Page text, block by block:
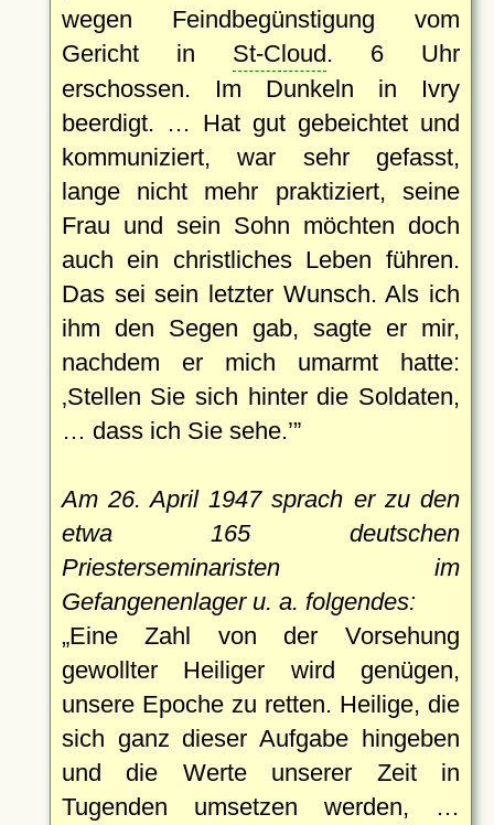
wegen Feindbegünstigung vom
Gericht in St-Cloud. 6 Uhr
erschossen. Im Dunkeln in Ivry
beerdigt. … Hat gut gebeichtet und
kommuniziert, war sehr gefasst,
lange nicht mehr praktiziert, seine
Frau und sein Sohn möchten doch
auch ein christliches Leben führen.
Das sei sein letzter Wunsch. Als ich
ihm den Segen gab, sagte er mir,
nachdem er mich umarmt hatte:
Stellen Sie sich hinter die Soldaten,
… dass ich Sie sehe.
Am 26. April 1947 sprach er zu den
etwa 165 deutschen
Priesterseminaristen im
Gefangenenlager u. a. folgendes:
Eine Zahl von der Vorsehung
gewollter Heiliger wird genügen,
unsere Epoche zu retten. Heilige, die
sich ganz dieser Aufgabe hingeben
und die Werte unserer Zeit in
Tugenden umsetzen werden, …